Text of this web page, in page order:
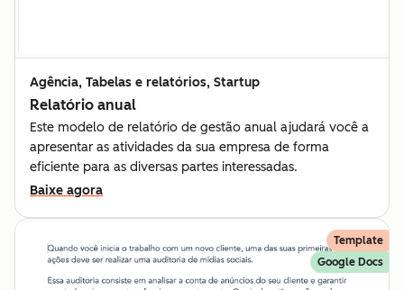
Agência, Tabelas e relatórios, Startup
Relatório anual
Este modelo de relatório de gestão anual ajudará você a
apresentar as atividades da sua empresa de forma
eficiente para as diversas partes interessadas.
Baixe agora
Template
Google Docs